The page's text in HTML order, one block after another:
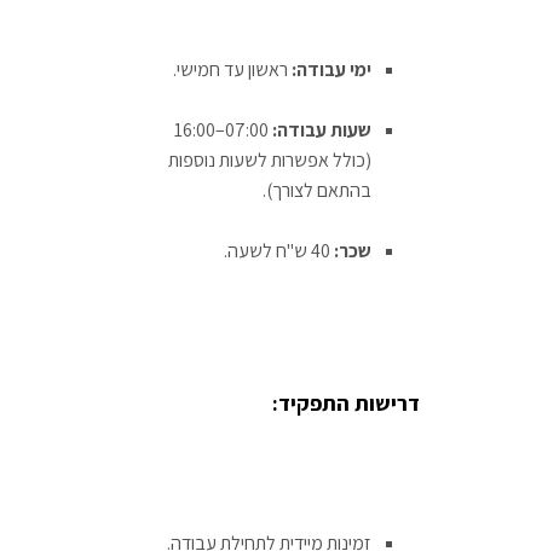
ימי עבודה: ראשון עד חמישי.
שעות עבודה:
07:00–16:00
(כולל אפשרות לשעות נוספות
בהתאם לצורך).
שכר:
דרישות התפקיד:
זמינות מיידית לתחילת עבודה.